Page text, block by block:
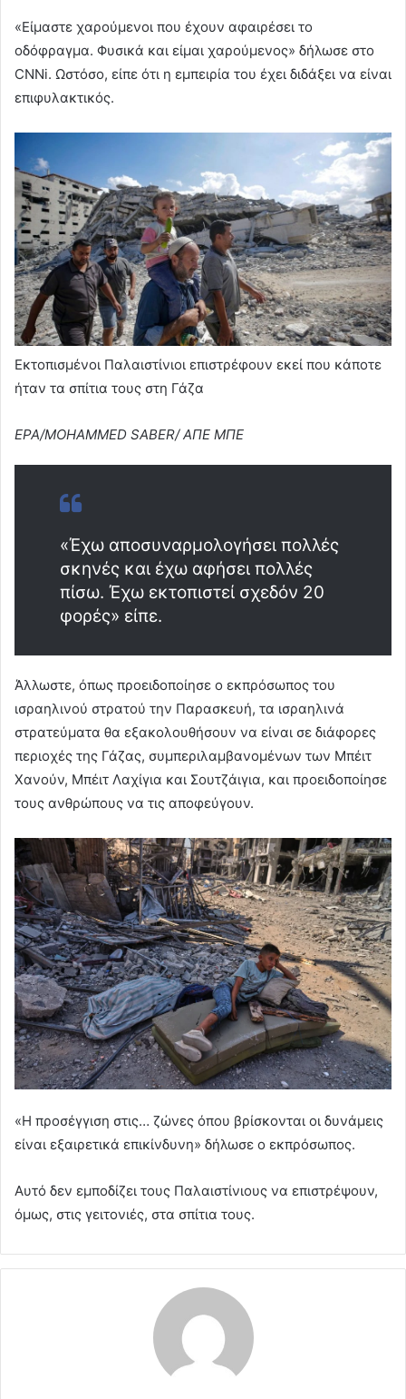
«Είμαστε χαρούμενοι που έχουν αφαιρέσει τo
οδόφραγμα. Φυσικά και είμαι χαρούμενος» δήλωσε στο
CNNi. Ωστόσο, είπε ότι η εμπειρία του έχει διδάξει να είναι
επιφυλακτικός.
Εκτοπισμένοι Παλαιστίνιοι επιστρέφουν εκεί που κάποτε
ήταν τα σπίτια τους στη Γάζα
EPA/MOHAMMED SABER/ ΑΠΕ ΜΠΕ
«Έχω αποσυναρμολογήσει πολλές
σκηνές και έχω αφήσει πολλές
πίσω. Έχω εκτοπιστεί σχεδόν 20
φορές» είπε.
Άλλωστε, όπως προειδοποίησε ο εκπρόσωπος του
ισραηλινού στρατού την Παρασκευή, τα ισραηλινά
στρατεύματα θα εξακολουθήσουν να είναι σε διάφορες
περιοχές της Γάζας, συμπεριλαμβανομένων των Μπέιτ
Χανούν, Μπέιτ Λαχίγια και Σουτζάιγια, και προειδοποίησε
τους ανθρώπους να τις αποφεύγουν.
«Η προσέγγιση στις… ζώνες όπου βρίσκονται οι δυνάμεις
είναι εξαιρετικά επικίνδυνη» δήλωσε ο εκπρόσωπος.
Αυτό δεν εμποδίζει τους Παλαιστίνιους να επιστρέψουν,
όμως, στις γειτονιές, στα σπίτια τους.